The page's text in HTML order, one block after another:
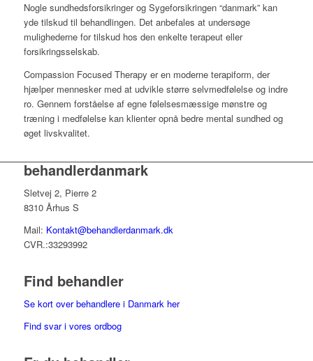
Nogle sundhedsforsikringer og Sygeforsikringen “danmark” kan
yde tilskud til behandlingen. Det anbefales at undersøge
mulighederne for tilskud hos den enkelte terapeut eller
forsikringsselskab.
Compassion Focused Therapy er en moderne terapiform, der
hjælper mennesker med at udvikle større selvmedfølelse og indre
ro. Gennem forståelse af egne følelsesmæssige mønstre og
træning i medfølelse kan klienter opnå bedre mental sundhed og
øget livskvalitet.
behandlerdanmark
Sletvej 2, Pierre 2
8310 Århus S
Mail: Kontakt@behandlerdanmark.dk
CVR.:33293992
Find behandler
Se kort over behandlere i Danmark her
Find svar i vores ordbog